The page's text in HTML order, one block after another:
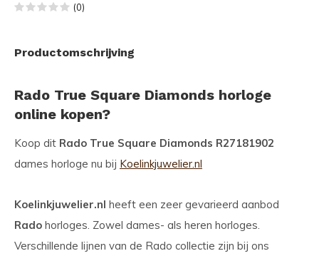
(0)
Productomschrijving
Rado True Square Diamonds horloge
online kopen?
Koop dit Rado True Square Diamonds R27181902
dames horloge nu bij Koelinkjuwelier.nl
Koelinkjuwelier.nl heeft een zeer gevarieerd aanbod
Rado horloges. Zowel dames- als heren horloges.
Verschillende lijnen van de Rado collectie zijn bij ons